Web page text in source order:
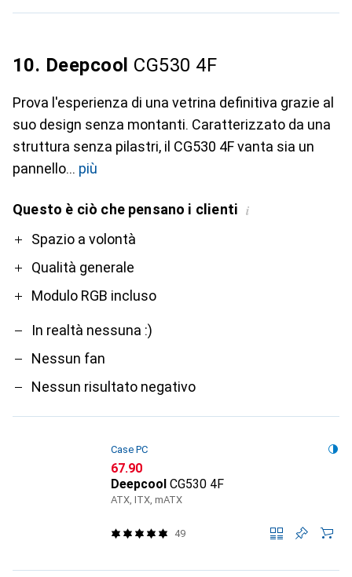
10. Deepcool CG530 4F
Prova l'esperienza di una vetrina definitiva grazie al
suo design senza montanti. Caratterizzato da una
struttura senza pilastri, il CG530 4F vanta sia un
pannello
più
Questo è ciò che pensano i clienti i
ProSpazio a volontà
Qualità generale
Modulo RGB incluso
Contro
In realtà nessuna :)
Nessun fan
Nessun risultato negativo
Case PC
CHF
67.90
Deepcool CG530 4F
ATX, ITX, mATX
49